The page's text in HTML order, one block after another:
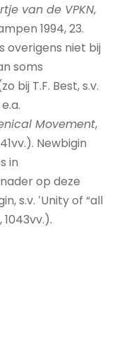
van de VPKN,
1994, 23.
overigens niet bij
soms
bij T.F. Best, s.v.
Movement,
Newbigin
in
op deze
s.v. ‛Unity of “all
1043vv.).